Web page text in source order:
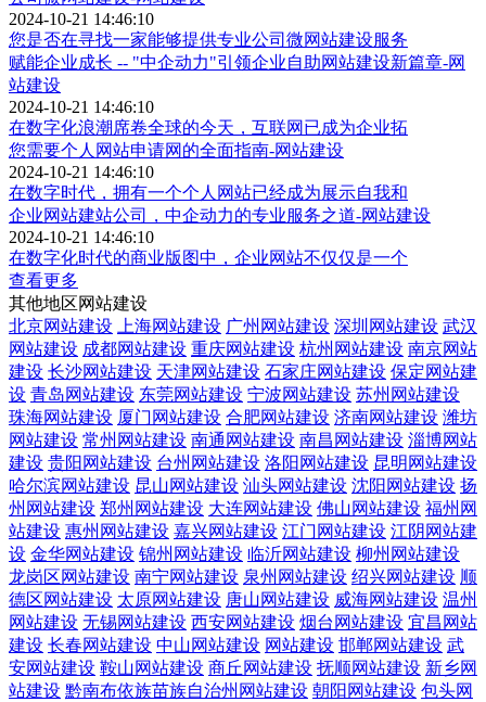
2024-10-21 14:46:10
您是否在寻找一家能够提供专业公司微网站建设服务
赋能企业成长 -- "中企动力"引领企业自助网站建设新篇章-网
站建设
2024-10-21 14:46:10
在数字化浪潮席卷全球的今天，互联网已成为企业拓
您需要个人网站申请网的全面指南-网站建设
2024-10-21 14:46:10
在数字时代，拥有一个个人网站已经成为展示自我和
企业网站建站公司，中企动力的专业服务之道-网站建设
2024-10-21 14:46:10
在数字化时代的商业版图中，企业网站不仅仅是一个
查看更多
其他地区网站建设
北京网站建设
上海网站建设 广州网站建设 深圳网站建设 武汉
网站建设 成都网站建设 重庆网站建设 杭州网站建设 南京网站
建设 长沙网站建设 天津网站建设 石家庄网站建设 保定网站建
设 青岛网站建设 东莞网站建设 宁波网站建设 苏州网站建设
珠海网站建设 厦门网站建设 合肥网站建设 济南网站建设 潍坊
网站建设 常州网站建设 南通网站建设 南昌网站建设 淄博网站
建设 贵阳网站建设 台州网站建设 洛阳网站建设 昆明网站建设
哈尔滨网站建设 昆山网站建设 汕头网站建设 沈阳网站建设 扬
州网站建设 郑州网站建设 大连网站建设 佛山网站建设 福州网
站建设 惠州网站建设 嘉兴网站建设 江门网站建设 江阴网站建
设 金华网站建设 锦州网站建设 临沂网站建设 柳州网站建设
龙岗区网站建设 南宁网站建设 泉州网站建设 绍兴网站建设 顺
德区网站建设 太原网站建设 唐山网站建设 威海网站建设 温州
网站建设 无锡网站建设 西安网站建设 烟台网站建设 宜昌网站
建设 长春网站建设 中山网站建设 网站建设 邯郸网站建设 武
安网站建设 鞍山网站建设 商丘网站建设 抚顺网站建设 新乡网
站建设 黔南布依族苗族自治州网站建设 朝阳网站建设 包头网